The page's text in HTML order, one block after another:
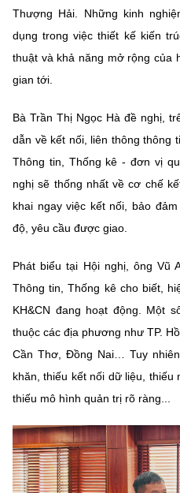
Thượng Hải. Những kinh
dụng trong việc thiết kế kiến
thuật và khả năng mở rộng của
gian tới.
Bà Trần Thị Ngọc Hà đề nghị,
dẫn về kết nối, liên thông thông
Thông tin, Thống kê - đơn vị
nghị sẽ thống nhất về cơ chế
khai ngay việc kết nối, bảo
độ, yêu cầu được giao.
Phát biểu tại Hội nghị, ông Vũ
Thông tin, Thống kê cho biết,
KH&CN đang hoạt động. Một
thuộc các địa phương như TP.
Cần Thơ, Đồng Nai… Tuy
khăn, thiếu kết nối dữ liệu, thiếu
thiếu mô hình quản trị rõ ràng...